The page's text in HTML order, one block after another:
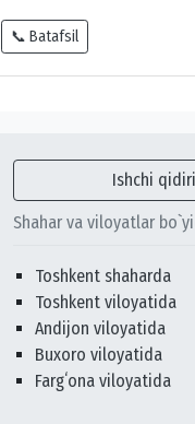
📞 Batafsil
Ishchi
Shahar va viloyatlar
Toshkent shaharda
Toshkent viloyatida
Andijon viloyatida
Buxoro viloyatida
Fargʻona viloyatida